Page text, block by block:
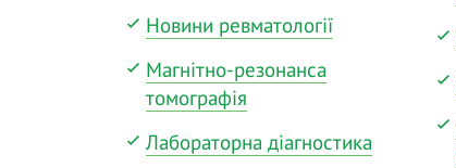
Новини ревматології
Магнітно-резонанса
томографія
Лабораторна діагностика